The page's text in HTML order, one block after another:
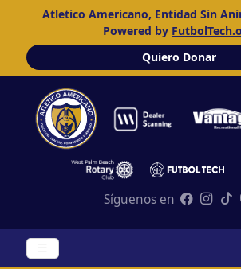
Atletico Americano, Entidad Sin
Powered by
Quiero Donar
Síguenos en